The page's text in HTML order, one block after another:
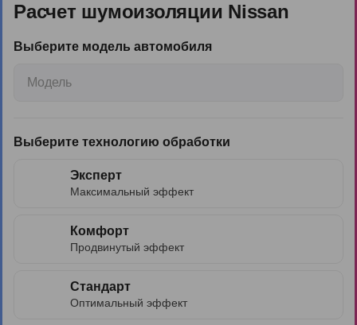
Расчет шумоизоляции Nissan
Выберите модель автомобиля
Модель
Выберите технологию обработки
Эксперт
Максимальный эффект
Комфорт
Продвинутый эффект
Стандарт
Оптимальный эффект